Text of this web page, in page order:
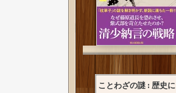
ことわざの謎 : 歴史に